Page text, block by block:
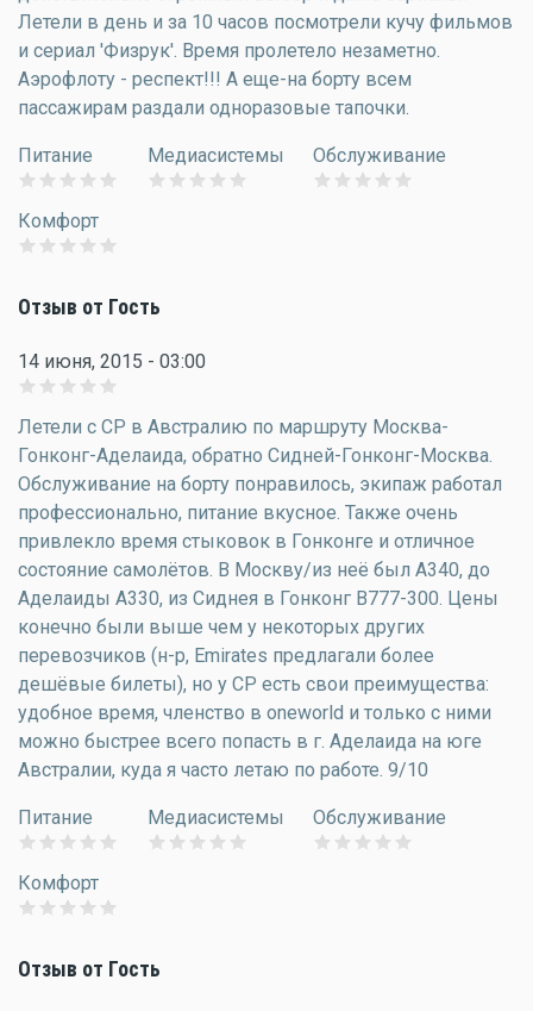
Летели в день и за 10 часов посмотрели кучу фильмов
и сериал 'Физрук'. Время пролетело незаметно.
Аэрофлоту - респект!!! А еще-на борту всем
пассажирам раздали одноразовые тапочки.
Питание Медиасистемы Обслуживание
Комфорт
Отзыв от Гость
14 июня, 2015 - 03:00
Летели с CP в Австралию по маршруту Москва-
Гонконг-Аделаида, обратно Сидней-Гонконг-Москва.
Обслуживание на борту понравилось, экипаж работал
профессионально, питание вкусное. Также очень
привлекло время стыковок в Гонконге и отличное
состояние самолётов. В Москву/из неё был A340, до
Аделаиды A330, из Сиднея в Гонконг B777-300. Цены
конечно были выше чем у некоторых других
перевозчиков (н-р, Emirates предлагали более
дешёвые билеты), но у CP есть свои преимущества:
удобное время, членство в oneworld и только с ними
можно быстрее всего попасть в г. Аделаида на юге
Австралии, куда я часто летаю по работе. 9/10
Питание Медиасистемы Обслуживание
Комфорт
Отзыв от Гость